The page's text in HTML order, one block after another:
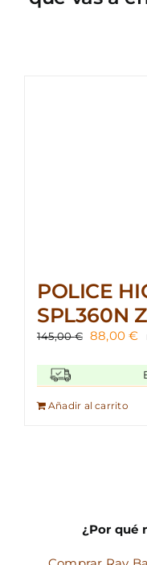
POLICE
SPL360N
145,00€ El
original
era:
145,00 €.
88,00€
Añadir al carrito
¿Por qué